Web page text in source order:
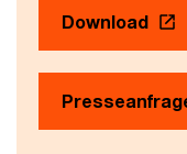
Download